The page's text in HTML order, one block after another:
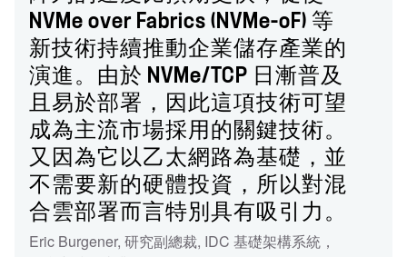
NVMe over Fabrics (NVMe-oF) 等
新技術持續推動企業儲存產業的
演進。由於 NVMe/TCP 日漸普及
且易於部署，因此這項技術可望
成為主流市場採用的關鍵技術。
又因為它以乙太網路為基礎，並
不需要新的硬體投資，所以對混
合雲部署而言特別具有吸引力。
Eric Burgener, 研究副總裁, IDC 基礎架構系統，